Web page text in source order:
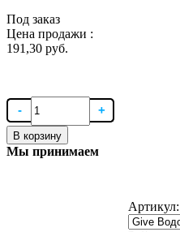
Под заказ
Цена продажи :
191,30 руб.
В корзину
Мы принимаем
Артикул: